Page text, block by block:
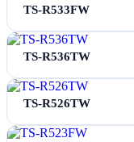
TS-R533FW
TS-R536TW
TS-R526TW